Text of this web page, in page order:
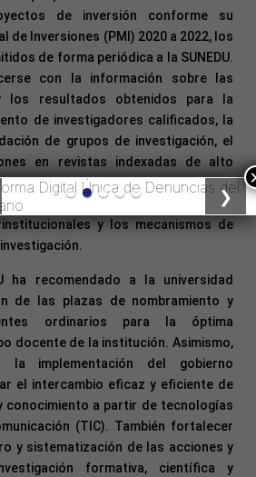
de inversión conforme su
de Inversiones (PMI) 2020 a 2022, los
de forma periódica a la SUNEDU.
con la información sobre las
los resultados obtenidos para la
de investigadores calificados, la
de grupos de investigación, el
en revistas indexadas de alto
a nivel internacional, ponencias y
pasantías de investigación, así como
y los mecanismos de
ha recomendado a la universidad
de las plazas de nombramiento y
ordinarios para la óptima
docente de la institución. Asimismo,
la implementación del gobierno
el intercambio eficaz y eficiente de
conocimiento a partir de tecnologías
(TIC). También fortalecer
y sistematización de las acciones y
formativa, científica y
❯